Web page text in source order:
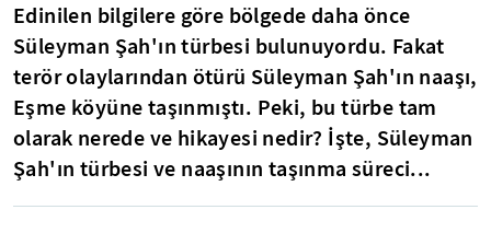
Edinilen bilgilere göre bölgede daha önce
Süleyman Şah'ın türbesi bulunuyordu. Fakat
terör olaylarından ötürü Süleyman Şah'ın naaşı,
Eşme köyüne taşınmıştı. Peki, bu türbe tam
olarak nerede ve hikayesi nedir? İşte, Süleyman
Şah'ın türbesi ve naaşının taşınma süreci...